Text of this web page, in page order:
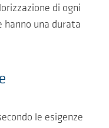
di ogni
una durata
le esigenze